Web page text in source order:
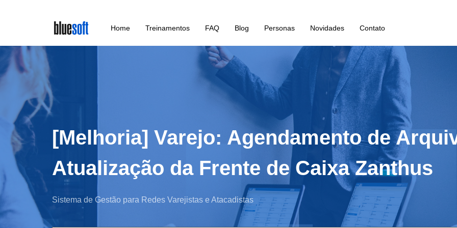
main
content
Home Treinamentos FAQ Blog Personas Novidades Contato
[Melhoria] Varejo: Agendamento de
Atualização da Frente de Caixa Zanthus
Sistema de Gestão para Redes Varejistas e Atacadistas